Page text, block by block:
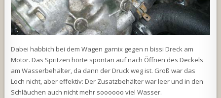
Dabei habbich bei dem Wagen garnix gegen n bissi Dreck am
Motor. Das Spritzen hörte spontan auf nach Öffnen des Deckels
am Wasserbehälter, da dann der Druck weg ist. Groß war das
Loch nicht, aber effektiv: Der Zusatzbehälter war leer und in den
Schläuchen auch nicht mehr soooooo viel Wasser.